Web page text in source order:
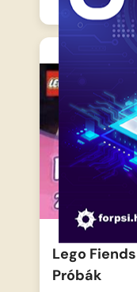
Lego
Próbák